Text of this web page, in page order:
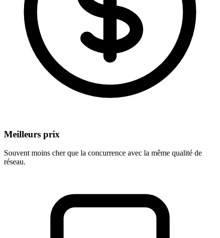
Meilleurs prix
Souvent moins cher que la concurrence avec la même qualité de
réseau.